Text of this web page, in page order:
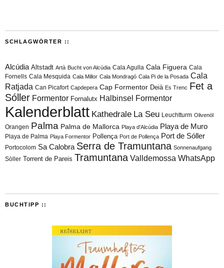
SCHLAGWÖRTER ::
Alcúdia Altstadt Artà Bucht von Alcúdia Cala Agulla Cala Figuera Cala
Fornells Cala Mesquida Cala Millor Cala Mondragó Cala Pi de la Posada Cala
Ratjada Can Picafort Capdepera Cap Formentor Deià Es Trenc Fet a
Sóller Formentor Fornalutx Halbinsel Formentor
Kalenderblatt Kathedrale La Seu Leuchtturm Olivenöl
Orangen Palma Palma de Mallorca Playa d'Alcúdia Playa de Muro
Playa de Palma Playa Formentor Pollença Port de Pollença Port de Sóller
Portocolom Sa Calobra Serra de Tramuntana Sonnenaufgang
Sòller Torrent de Pareis Tramuntana Valldemossa WhatsApp
BUCHTIPP ::